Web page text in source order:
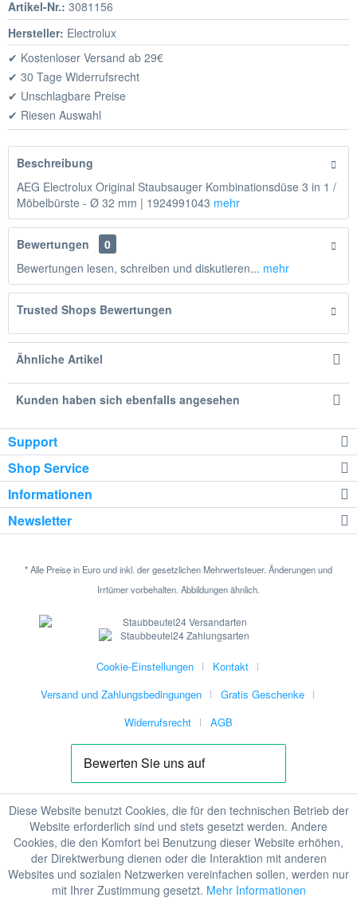
Artikel-Nr.: 3081156
Hersteller: Electrolux
✔ Kostenloser Versand ab 29€
✔ 30 Tage Widerrufsrecht
✔ Unschlagbare Preise
✔ Riesen Auswahl
Beschreibung
AEG Electrolux Original Staubsauger Kombinationsdüse 3 in 1 /
Möbelbürste - Ø 32 mm | 1924991043 mehr
Bewertungen
0
Bewertungen lesen, schreiben und diskutieren... mehr
Trusted Shops Bewertungen
Ähnliche Artikel
Kunden haben sich ebenfalls angesehen
Support
Shop Service
Informationen
Newsletter
* Alle Preise in Euro und inkl. der gesetzlichen Mehrwertsteuer. Änderungen und
Irrtümer vorbehalten. Abbildungen ähnlich.
Cookie-Einstellungen
Kontakt
Versand und Zahlungsbedingungen
Gratis Geschenke
Widerrufsrecht
AGB
Diese Website benutzt Cookies, die für den technischen Betrieb der
Website erforderlich sind und stets gesetzt werden. Andere
Cookies, die den Komfort bei Benutzung dieser Website erhöhen,
der Direktwerbung dienen oder die Interaktion mit anderen
Websites und sozialen Netzwerken vereinfachen sollen, werden nur
mit Ihrer Zustimmung gesetzt. Mehr Informationen